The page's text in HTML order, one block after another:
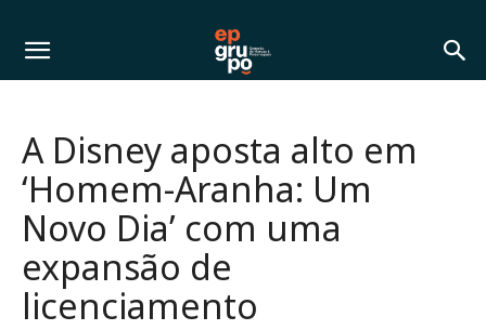
A Disney aposta alto em
‘Homem-Aranha: Um
Novo Dia’ com uma
expansão de
licenciamento